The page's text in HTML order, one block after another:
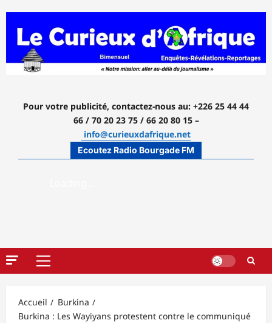
contenu
Pour votre publicité, contactez-nous au: +226 25 44 44
66 / 70 20 23 75 / 66 20 80 15 –
info@curieuxdafrique.net
Ecoutez Radio Bourgade FM
Menu
Accueil
Burkina
Burkina : Les Wayiyans protestent contre le communiqué